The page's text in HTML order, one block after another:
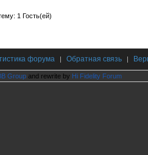
1 Гость(ей)
форума | Обратная связь |
Group and rewrite by Hi Fidelity Forum